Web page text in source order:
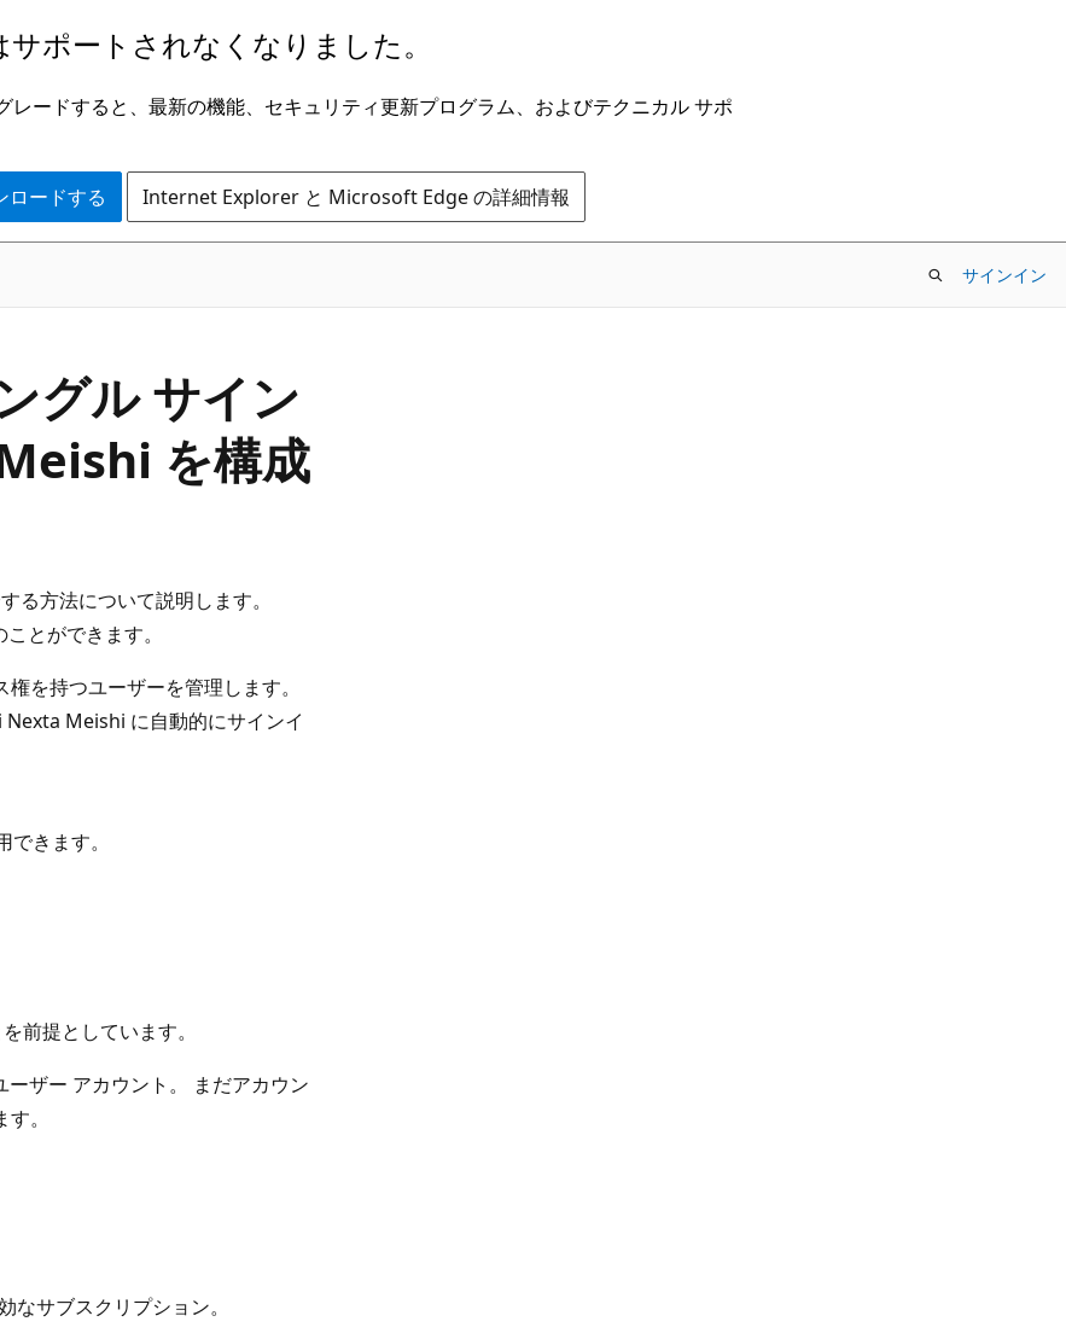
ポートされなくなりました。
ードすると、最新の機能、セキュリティ更新プログラム、およびテクニカル サポ
ードする Internet Explorer と Microsoft Edge の詳細情報
サインイン
グル サイン
を構成
方法について説明します。
とができます。
を持つユーザーを管理します。
Meishi に自動的にサインイ
できます。
前提としています。
ザー アカウント。 まだアカウン
。
サブスクリプション。